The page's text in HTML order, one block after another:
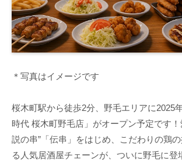
＊写真はイメージです
桜木町駅から徒歩2分、野毛エリアに2025
時代 桜木町野毛店」がオープン予定です
説の串”「伝串」をはじめ、こだわりの鶏
る人気居酒屋チェーンが、ついに野毛に登